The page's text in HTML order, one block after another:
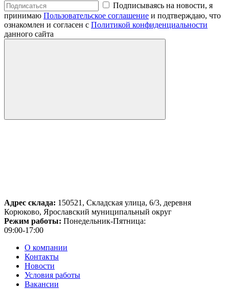
Подписываясь на новости, я
принимаю Пользовательское соглашение и подтверждаю, что
ознакомлен и согласен с Политикой конфиденциальности
данного сайта
Адрес склада: 150521, Складская улица, 6/3, деревня
Корюково, Ярославский муниципальный округ
Режим работы: Понедельник-Пятница:
09:00-17:00
О компании
Контакты
Новости
Условия работы
Вакансии